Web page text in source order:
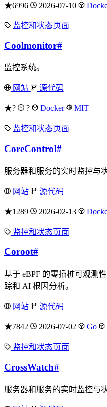
★6996 2026-07-10
监控和状态页面
Coolmonitor#
监控系统。
网站 源代码
★? ? Docker MIT
监控和状态页面
CoreControl#
服务器和服务的实时监控与
网站 源代码
★1289 2026-02-13
监控和状态页面
Coroot#
基于 eBPF 的零插桩可观测
踪和 AI 根因分析。
网站 源代码
★7842 2026-07-02 Go
监控和状态页面
CrossWatch#
服务器和服务的实时监控与